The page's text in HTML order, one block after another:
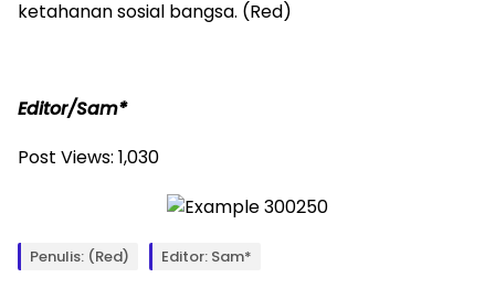
ketahanan sosial bangsa. (Red)
Editor/Sam*
Post Views: 1,030
Penulis: (Red) Editor: Sam*